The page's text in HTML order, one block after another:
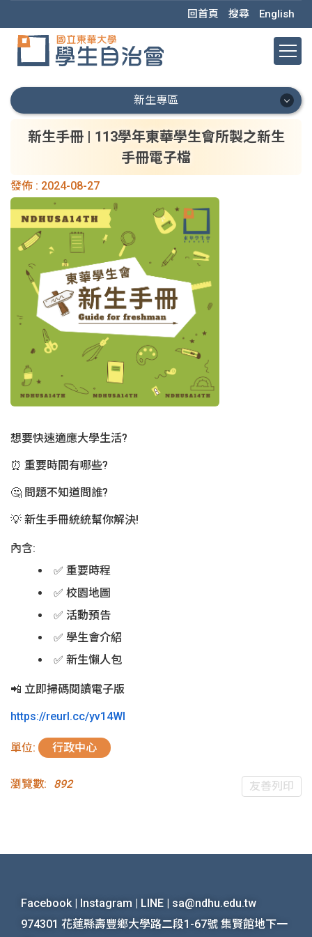
到
容
區
回首頁 搜尋 English
新生專區
新生專區
新生首頁
重要資訊
新生懶人包
重要時程
新生 Q&A
校園地圖
常用連結
新生手冊 | 113學年東華學生會所製之新生
手冊電子檔
發佈 : 2024-08-27
想要快速適應大學生活?
⏰️ 重要時間有哪些?
🤔 問題不知道問誰?
💡 新生手冊統統幫你解決!
內含:
✅ 重要時程
✅ 校園地圖
✅ 活動預告
✅ 學生會介紹
✅ 新生懶人包
📲 立即掃碼閱讀電子版
https://reurl.cc/yv14Wl
單位: 行政中心
瀏覽數: 892 友善列印
Facebook| Instagram | LINE | sa@ndhu.edu.tw
974301 花蓮縣壽豐鄉大學路二段1-67號 集賢館地下一